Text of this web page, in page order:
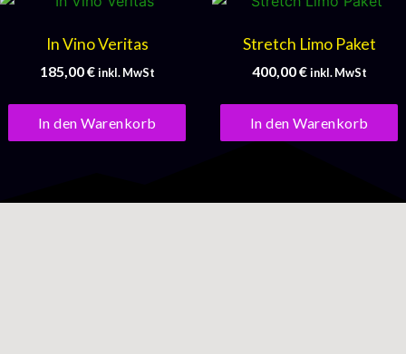
In Vino Veritas
185,00€ inkl. MwSt
In den Warenkorb
Stretch Limo Paket
400,00€ inkl. MwSt
In den Warenkorb